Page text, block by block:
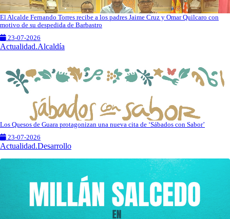
El Alcalde Fernando Torres recibe a los padres Jaime Cruz y Omar Quilcaro con
motivo de su despedida de Barbastro
23-07-2026
Actualidad.Alcaldía
Los Quesos de Guara protagonizan una nueva cita de ‘Sábados con Sabor’
23-07-2026
Actualidad.Desarrollo